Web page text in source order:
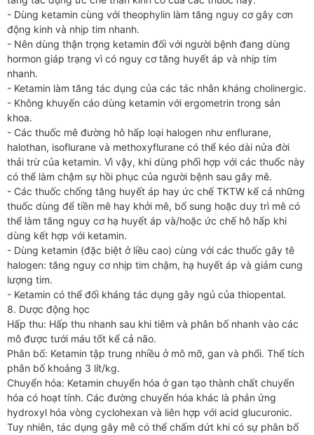
- Dùng ketamin cùng với theophylin làm tăng nguy cơ gây cơn
động kinh và nhịp tim nhanh.
- Nên dùng thận trọng ketamin đối với người bệnh đang dùng
hormon giáp trạng vì có nguy cơ tăng huyết áp và nhịp tim
nhanh.
- Ketamin làm tăng tác dụng của các tác nhân kháng cholinergic.
- Không khuyến cáo dùng ketamin với ergometrin trong sản
khoa.
- Các thuốc mê đường hô hấp loại halogen như enflurane,
halothan, isoflurane và methoxyflurane có thể kéo dài nửa đời
thải trừ của ketamin. Vì vậy, khi dùng phối hợp với các thuốc này
có thể làm chậm sự hồi phục của người bệnh sau gây mê.
- Các thuốc chống tăng huyết áp hay ức chế TKTW kể cả những
thuốc dùng để tiền mê hay khởi mê, bổ sung hoặc duy trì mê có
thể làm tăng nguy cơ hạ huyết áp và/hoặc ức chế hô hấp khi
dùng kết hợp với ketamin.
- Dùng ketamin (đặc biệt ở liều cao) cùng với các thuốc gây tê
halogen: tăng nguy cơ nhịp tim chậm, hạ huyết áp và giảm cung
lượng tim.
- Ketamin có thể đối kháng tác dụng gây ngủ của thiopental.
8. Dược động học
Hấp thu: Hấp thu nhanh sau khi tiêm và phân bố nhanh vào các
mô được tưới máu tốt kể cả não.
Phân bố: Ketamin tập trung nhiều ở mô mỡ, gan và phổi. Thể tích
phân bố khoảng 3 lít/kg.
Chuyển hóa: Ketamin chuyển hóa ở gan tạo thành chất chuyển
hóa có hoạt tính. Các đường chuyển hóa khác là phản ứng
hydroxyl hóa vòng cyclohexan và liên hợp với acid glucuronic.
Tuy nhiên, tác dụng gây mê có thể chấm dứt khi có sự phân bố